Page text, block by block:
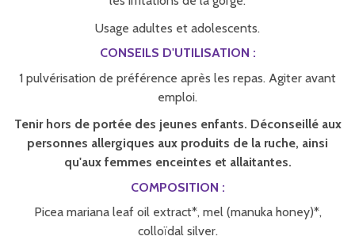
Usage adultes et adolescents.
CONSEILS D'UTILISATION :
1 pulvérisation de préférence après les repas. Agiter avant
emploi.
Tenir hors de portée des jeunes enfants. Déconseillé aux
personnes allergiques aux produits de la ruche, ainsi
qu'aux femmes enceintes et allaitantes.
COMPOSITION :
Picea mariana leaf oil extract*, mel (manuka honey)*,
colloïdal silver.